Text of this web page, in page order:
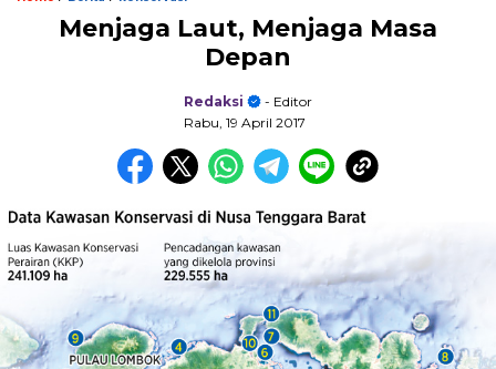
Menjaga Laut, Menjaga Masa
Depan
Redaksi
- Editor
Rabu, 19 April 2017